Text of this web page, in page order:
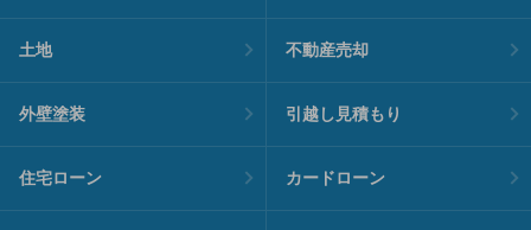
土地 不動産売却
外壁塗装 引越し見積もり
住宅ローン カードローン